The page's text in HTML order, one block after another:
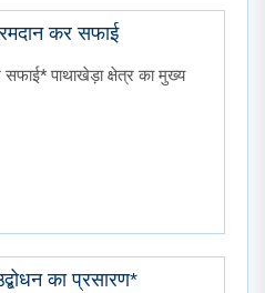
कर सफाई
पाथाखेड़ा क्षेत्र का मुख्य
का प्रसारण*